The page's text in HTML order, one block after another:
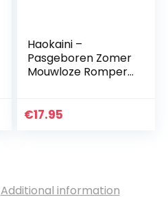
Haokaini –
Pasgeboren Zomer
Mouwloze Romper,
Kant Strik Bodysuits
€17.95
Additional information